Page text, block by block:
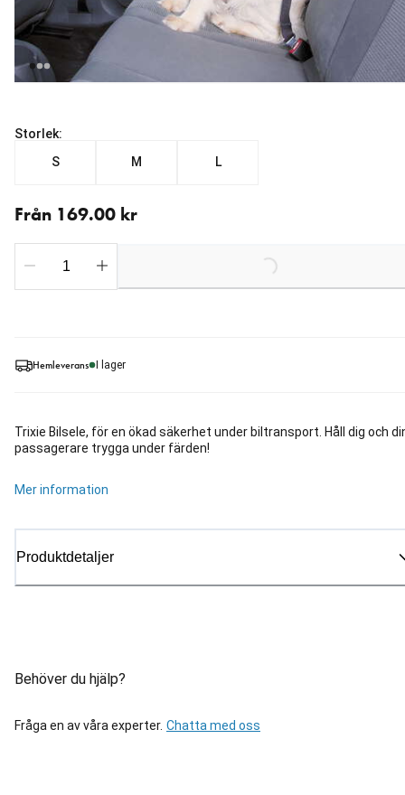
Hemleverans I lager
Trixie Bilsele, för en ökad säkerhet under biltransport. Håll dig och
passagerare trygga under färden!
Mer information
Produktdetaljer
Behöver du hjälp?
Fråga en av våra experter. Chatta med oss
Storlek:
S
M L
Från 169.00 kr
Loading...